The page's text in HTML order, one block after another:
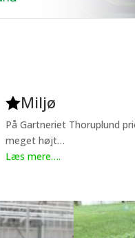
Miljø
På Gartneriet Thoruplund
meget højt…
Læs mere….